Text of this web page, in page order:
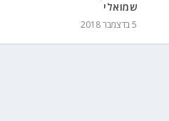
שמואלי
5 בדצמבר 2018